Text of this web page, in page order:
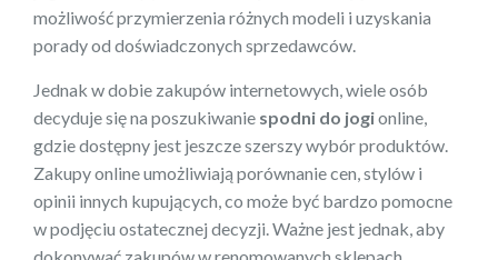
możliwość przymierzenia różnych modeli i uzyskania
porady od doświadczonych sprzedawców.
Jednak w dobie zakupów internetowych, wiele osób
decyduje się na poszukiwanie spodni do jogionline,
gdzie dostępny jest jeszcze szerszy wybór produktów.
Zakupy online umożliwiają porównanie cen, stylów i
opinii innych kupujących, co może być bardzo pomocne
w podjęciu ostatecznej decyzji. Ważne jest jednak, aby
dokonywać zakupów w renomowanych sklepach